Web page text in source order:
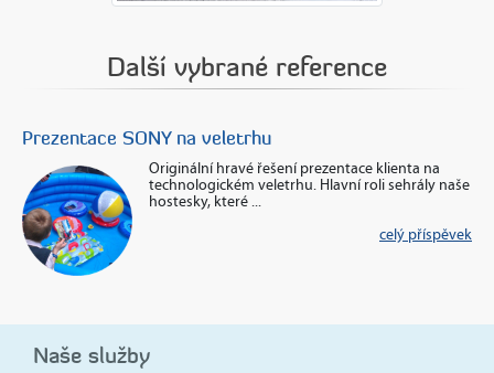
Další vybrané reference
Prezentace SONY na veletrhu
Originální hravé řešení prezentace klienta na
technologickém veletrhu. Hlavní roli sehrály naše
hostesky, které ...
celý příspěvek
Naše služby